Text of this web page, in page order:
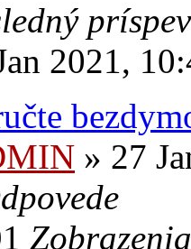
2021,
» 27
Zobrazenia